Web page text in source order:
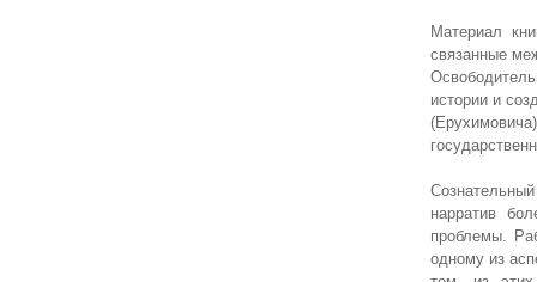
Материал
связанные
истории и
нарратив
проблемы.
одному из